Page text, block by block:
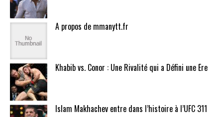
A propos de mmanytt.fr
Khabib vs. Conor : Une Rivalité qui a Défini une Ère
Islam Makhachev entre dans l’histoire à l’UFC 311